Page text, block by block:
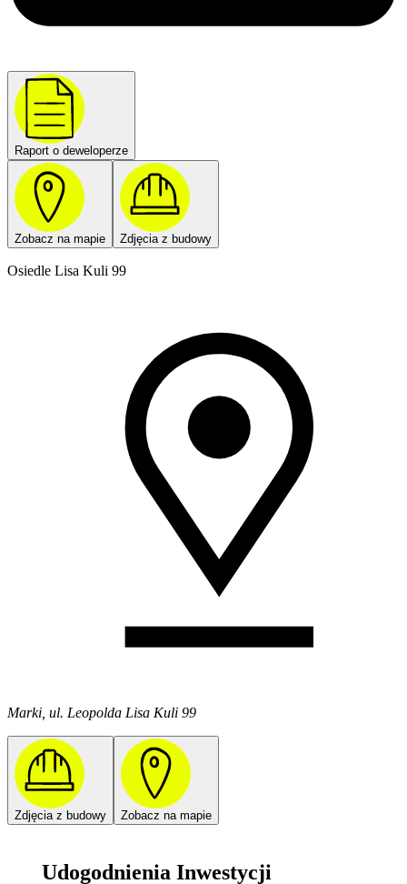
Raport o deweloperze
Zobacz na mapie Zdjęcia z budowy
Osiedle Lisa Kuli 99
Marki, ul. Leopolda Lisa Kuli 99
Zdjęcia z budowy Zobacz na mapie
Udogodnienia Inwestycji